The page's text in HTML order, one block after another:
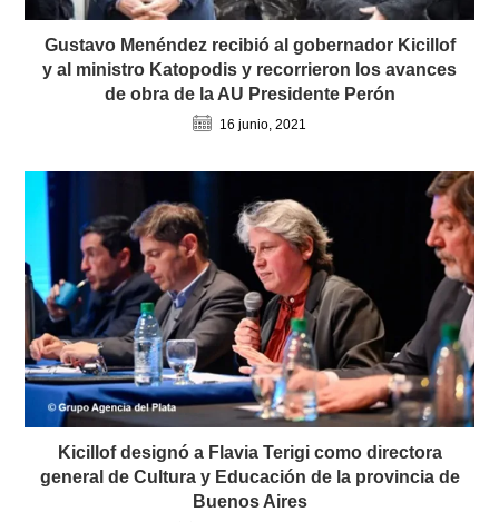
Gustavo Menéndez recibió al gobernador Kicillof
y al ministro Katopodis y recorrieron los avances
de obra de la AU Presidente Perón
16 junio, 2021
Kicillof designó a Flavia Terigi como directora
general de Cultura y Educación de la provincia de
Buenos Aires